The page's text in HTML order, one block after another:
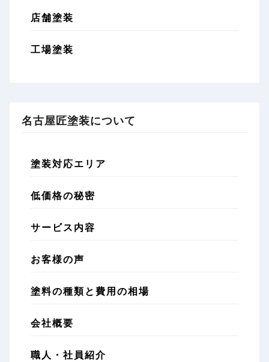
店舗塗装
工場塗装
名古屋匠塗装について
塗装対応エリア
低価格の秘密
サービス内容
お客様の声
塗料の種類と費用の相場
会社概要
職人・社員紹介